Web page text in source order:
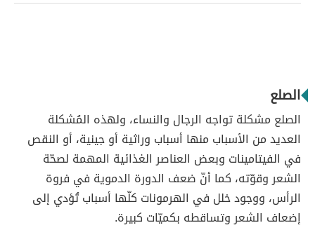
الصلع
الصلع مشكلة تواجه الرجال والنساء، ولهذه المُشكلة
العديد من الأسباب منها أسباب وراثية أو جينية، أو النقص
في الفيتامينات وبعض العناصر الغذائية المهمة لصحّة
الشعر وقوّته، كما أنّ ضعف الدورة الدموية في فروة
الرأس، ووجود خلل في الهرمونات كلّها أسباب تُؤدي إلى
إضعاف الشعر وتساقطه بكميّات كبيرة.